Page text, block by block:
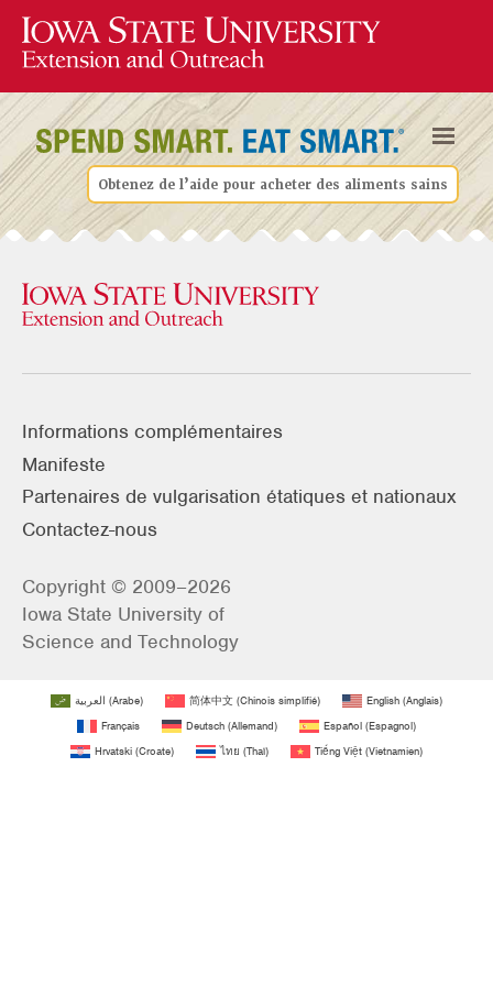
Obtenez de l’aide pour acheter des aliments sains
Informations complémentaires
Manifeste
Partenaires de vulgarisation étatiques et nationaux
Contactez-nous
Copyright © 2009–2026
Iowa State University of
Science and Technology
العربية (Arabe) 简体中文 (Chinois simplifié) English (Anglais)
Français
Deutsch (Allemand) Español (Espagnol)
Hrvatski (Croate) ไทย (Thaï) Tiếng Việt (Vietnamien)